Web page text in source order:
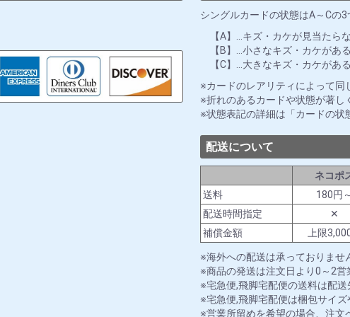
シングルカードの状態はA～Cの
【A】…キズ・カケが見当たら
【B】…小さなキズ・カケがあ
【C】…大きなキズ・カケがあ
カードのレアリティによって
折れのあるカードや状態が著
状態表記の詳細は「カードの
配送について
ネコポ
送料
180円
配送時間指定
✕
補償金額
上限
海外への配送は承っておりませ
商品の発送は注文日より0～2
宅急便,飛脚宅配便の送料は配
宅急便,飛脚宅配便は梱包サイ
営業所留めを希望の場合、注